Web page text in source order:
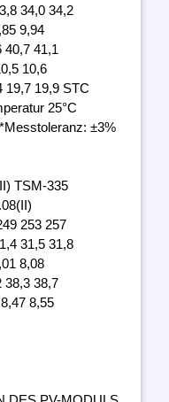
34,0 34,2
9,94
40,7 41,1
10,6
19,7 19,9 STC
25°C
±3%
TSM-335
253 257
31,5 31,8
8,08
38,3 38,7
8,55